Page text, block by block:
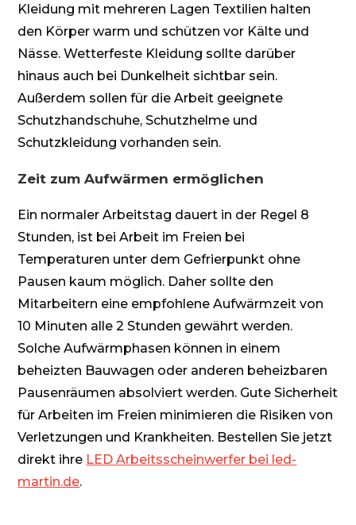
Kleidung mit mehreren Lagen Textilien halten
den Körper warm und schützen vor Kälte und
Nässe. Wetterfeste Kleidung sollte darüber
hinaus auch bei Dunkelheit sichtbar sein.
Außerdem sollen für die Arbeit geeignete
Schutzhandschuhe, Schutzhelme und
Schutzkleidung vorhanden sein.
Zeit zum Aufwärmen ermöglichen
Ein normaler Arbeitstag dauert in der Regel 8
Stunden, ist bei Arbeit im Freien bei
Temperaturen unter dem Gefrierpunkt ohne
Pausen kaum möglich. Daher sollte den
Mitarbeitern eine empfohlene Aufwärmzeit von
10 Minuten alle 2 Stunden gewährt werden.
Solche Aufwärmphasen können in einem
beheizten Bauwagen oder anderen beheizbaren
Pausenräumen absolviert werden. Gute Sicherheit
für Arbeiten im Freien minimieren die Risiken von
Verletzungen und Krankheiten. Bestellen Sie jetzt
direkt ihre LED Arbeitsscheinwerfer bei led-
martin.de.